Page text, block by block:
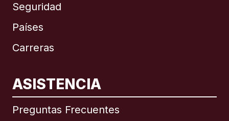
Seguridad
Países
Carreras
ASISTENCIA
Preguntas Frecuentes
Internacional English